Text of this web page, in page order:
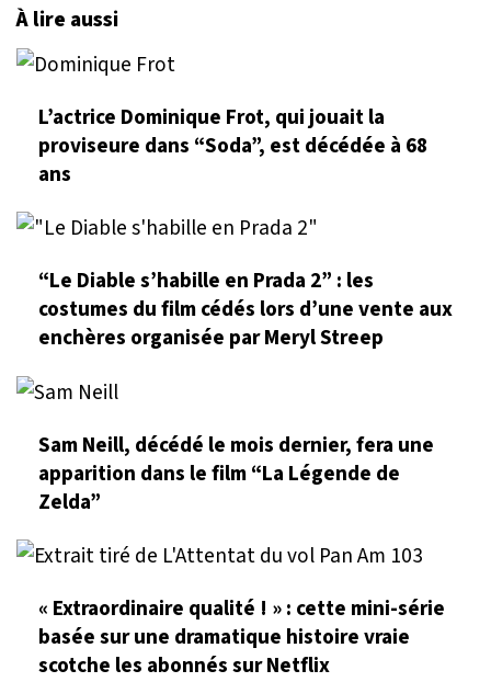
À lire aussi
L’actrice Dominique Frot, qui jouait la
proviseure dans “Soda”, est décédée à 68
ans
“Le Diable s’habille en Prada 2” : les
costumes du film cédés lors d’une vente aux
enchères organisée par Meryl Streep
Sam Neill, décédé le mois dernier, fera une
apparition dans le film “La Légende de
Zelda”
« Extraordinaire qualité ! » : cette mini-série
basée sur une dramatique histoire vraie
scotche les abonnés sur Netflix